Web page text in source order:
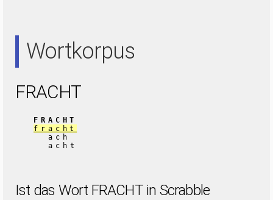
Wortkorpus
FRACHT
FRACHT
fracht
ach
acht
Ist das Wort FRACHT in Scrabble